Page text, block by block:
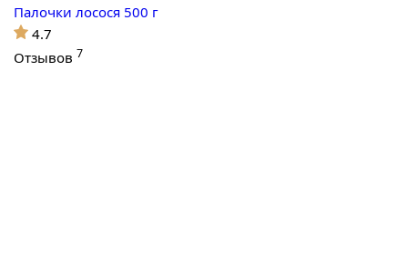
Палочки лосося 500 г
4.7
Отзывов 7